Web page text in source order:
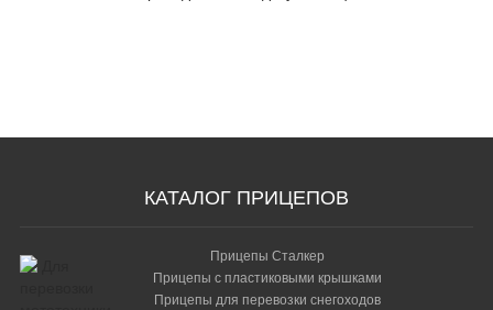
КАТАЛОГ ПРИЦЕПОВ
Прицепы Сталкер
Прицепы с пластиковыми крышками
Прицепы для перевозки снегоходов